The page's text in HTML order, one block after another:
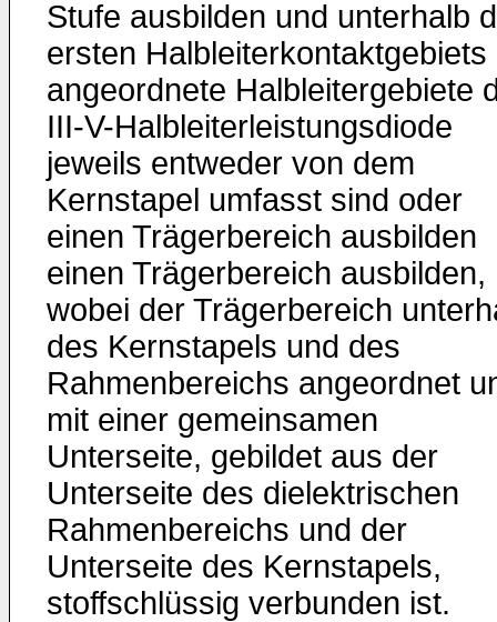
Stufe ausbilden und unterhalb
ersten Halbleiterkontaktgebiets
angeordnete Halbleitergebiete
III-V-Halbleiterleistungsdiode
jeweils entweder von dem
Kernstapel umfasst sind oder
einen Trägerbereich ausbilden
einen Trägerbereich ausbilden,
wobei der Trägerbereich
des Kernstapels und des
Rahmenbereichs angeordnet
mit einer gemeinsamen
Unterseite, gebildet aus der
Unterseite des dielektrischen
Rahmenbereichs und der
Unterseite des Kernstapels,
stoffschlüssig verbunden ist.